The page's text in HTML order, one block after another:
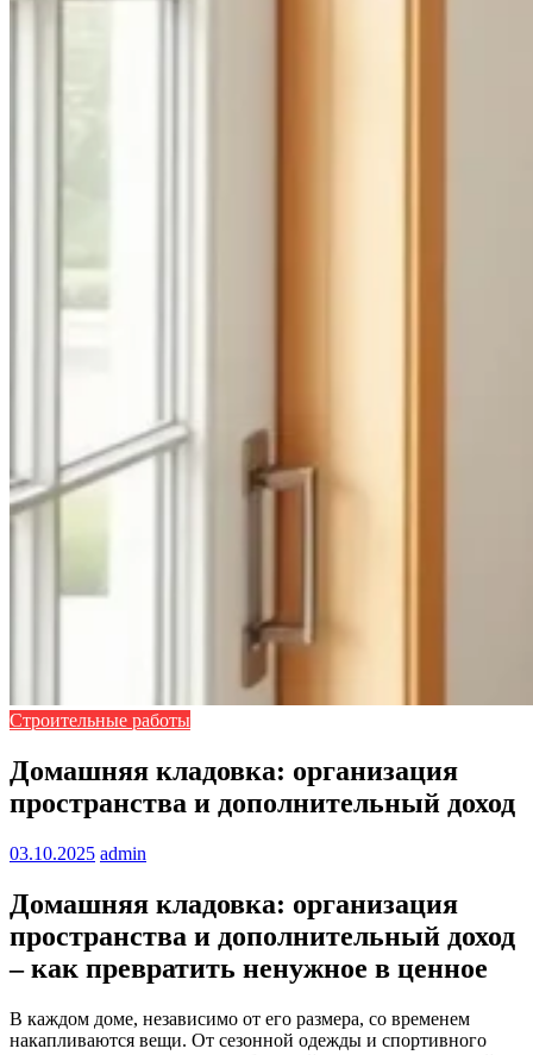
Строительные работы
Домашняя кладовка: организация
пространства и дополнительный доход
03.10.2025 admin
Домашняя кладовка: организация
пространства и дополнительный доход
– как превратить ненужное в ценное
В каждом доме, независимо от его размера, со временем
накапливаются вещи. От сезонной одежды и спортивного